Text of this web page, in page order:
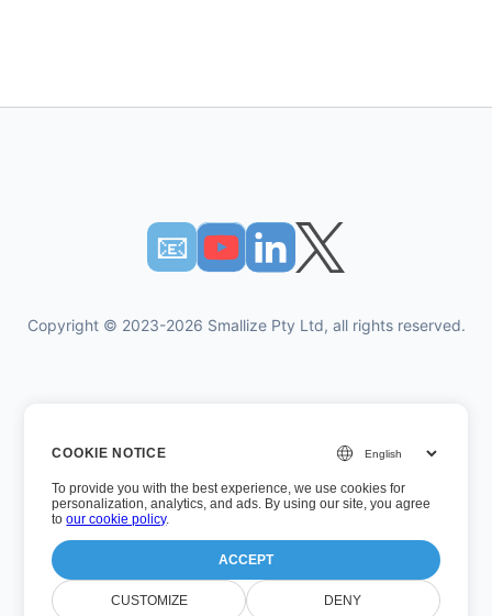
📧︎
Copyright © 2023-2026 Smallize Pty Ltd, all rights reserved.
Πολιτική Απορρήτου
Οροι χρήσης
Εκτελεστική πρόσβαση
Αριθμός έκδοσης: 26.7.5
COOKIE NOTICE
To provide you with the best experience, we use cookies for
personalization, analytics, and ads. By using our site, you agree
toour cookie policy.
ACCEPT
CUSTOMIZE DENY